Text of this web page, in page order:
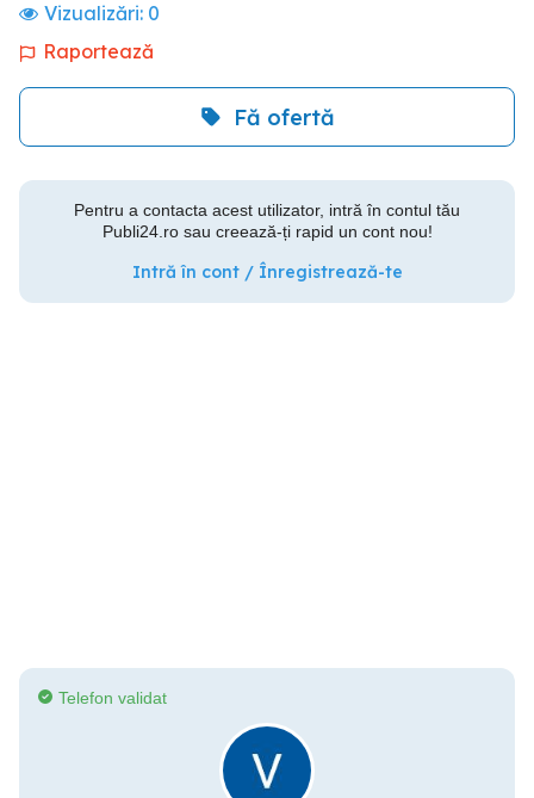
Vizualizări: 0
Raportează
Fă ofertă
Pentru a contacta acest utilizator, intră în contul tău
Publi24.ro sau creează-ți rapid un cont nou!
Intră în cont / Înregistrează-te
Telefon validat